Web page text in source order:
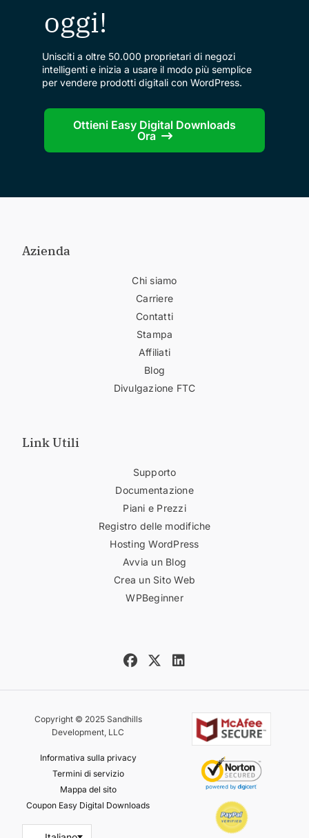
oggi!
Unisciti a oltre 50.000 proprietari di negozi
intelligenti e inizia a usare il modo più semplice
per vendere prodotti digitali con WordPress.
Ottieni Easy Digital Downloads
Ora
Azienda
Chi siamo
Carriere
Contatti
Stampa
Affiliati
Blog
Divulgazione FTC
Link Utili
Supporto
Documentazione
Piani e Prezzi
Registro delle modifiche
Hosting WordPress
Avvia un Blog
Crea un Sito Web
WPBeginner
Copyright © 2025 Sandhills
Development, LLC
Informativa sulla privacy
Termini di servizio
Mappa del sito
Coupon Easy Digital Downloads